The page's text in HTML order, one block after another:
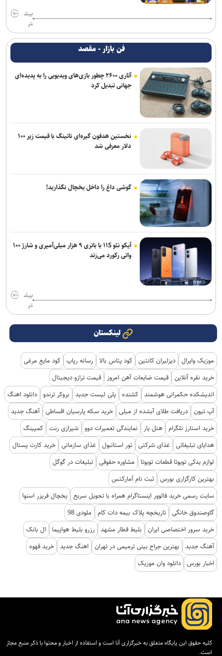
بیش
تر
فن بازار - مقصد
آتاری ۲۶۰۰ چطور بازی‌های ویدیویی را به پدیده‌ای
جهانی تبدیل کرد
نخستین هدفون گیره‌ای ناتینگ با قیمت زیر ۱۰۰
دلار معرفی شد
گوشی داغ را داخل یخچال نگذارید!
آیکو نئو ۱۱S با باتری ۹ هزار میلی‌آمپری و شارژ ۱۰۰
واتی رکورد می‌زند
بیش
تر
لینکستان
موزیک وایرال دیزلیران کانتین کود پتاس بالا رسانه رپاپ کود مایع مرغی
خرید نقره آنلاین قیمت ضایعات آهن امروز
قیمت ترازو دیجیتال
اندیشکده حکمرانی هوشمند کشنده پلی لیست جدید بروکر ترندو دانلود اهنگ
آپ تیون دریافت طلای آبشده از میلی خرید سکه پارسیان اقساطی آهنگ جدید
خرید استارز تلگرام هتل یار نمایندگی تعمیرات دوو شیرازی رنت کمپینگ
هدایای تبلیغاتی
غذای شرکتی تور استانبول غذای سازمانی خرید کارت پستال
لوازم یدکی تویوتا قطعات تویوتا
مشاوره حقوقی تبلیغات در گوگل
بهترین کارگزاری بورس ثبت نام آمارکتس
سایت رسمی خرید فالوور اینستاگرام همراه با تحویل سریع یخچال فریزر اسنوا
گاوصندوق خانگی تاریخچه پلاک بیمه دات کام
ملودی 98
خرید سرور اختصاصی ایران
بلیط قطار مشهد رزرو بلیط هواپیما
ال بانک
آهنگ جدید
بهترین جراح بینی ترمیمی در تهران اهنگ جدید خرید قهوه
اخبار بورس دانلود وان موزیک
کلیه حقوق این پایگاه متعلق به خبرگزاری آنا است و استفاده از اخبار و محتوا با ذکر منبع مجاز
است.